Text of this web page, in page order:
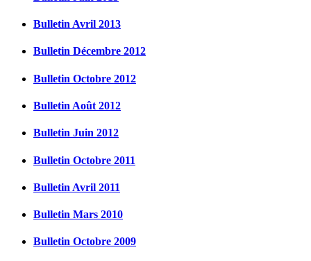
Bulletin Avril 2013
Bulletin Décembre 2012
Bulletin Octobre 2012
Bulletin Août 2012
Bulletin Juin 2012
Bulletin Octobre 2011
Bulletin Avril 2011
Bulletin Mars 2010
Bulletin Octobre 2009